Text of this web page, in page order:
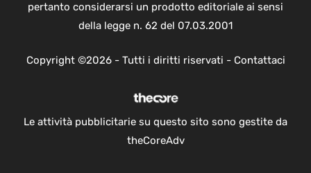
pertanto considerarsi un prodotto editoriale ai sensi
della legge n. 62 del 07.03.2001
Copyright ©2026 - Tutti i diritti riservati - Contattaci
Le attività pubblicitarie su questo sito sono gestite da
theCoreAdv